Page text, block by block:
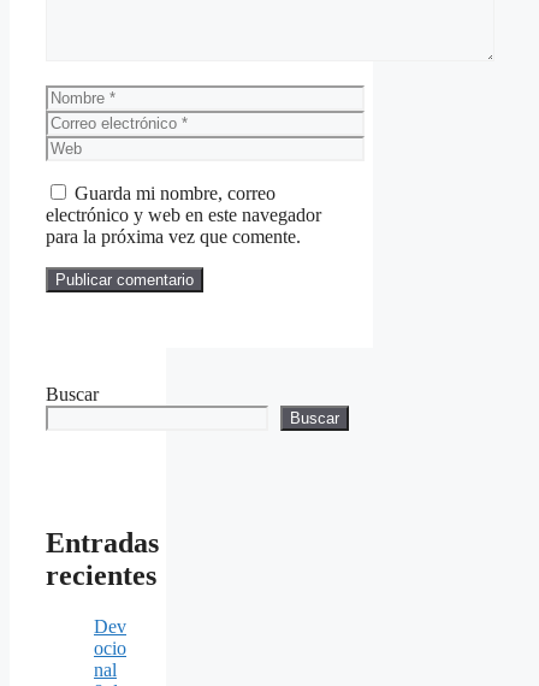
Nombre
Correo
electrónico
Web
Guarda mi nombre, correo
electrónico y web en este navegador
para la próxima vez que comente.
Buscar
Buscar
Entradas
recientes
Dev
ocio
nal